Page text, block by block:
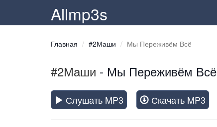
Allmp3s
Главная #2Маши Мы Переживём Всё
#2Маши - Мы Переживём Всё
Слушать MP3 Скачать MP3